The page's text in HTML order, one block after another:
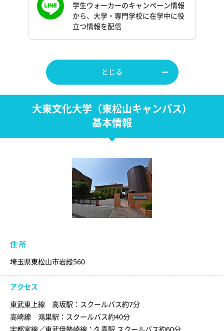
学生ウォーカーのキャンペーン情報
から、大学・専門学校に在学中に役
立つ情報を配信
とじる
大東文化大学（東松山キャンパス）
基本情報
住 所
埼玉県東松山市岩殿560
アクセス
東武東上線 高坂駅：スクールバス約7分
高崎線 鴻巣駅：スクールバス約40分